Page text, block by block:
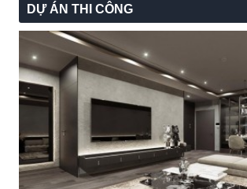
Mẫu đèn thả chùm đẹp hiện đại dạng
DỰ ÁN THI CÔNG